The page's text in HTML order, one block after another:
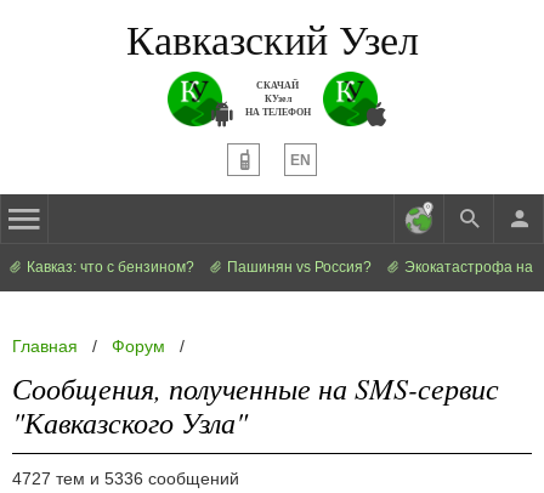
Кавказский Узел
СКАЧАЙ
КУзел
НА ТЕЛЕФОН
EN
Кавказ: что с бензином? Пашинян vs Россия? Экокатастрофа на
Главная / Форум /
Сообщения, полученные на SMS-сервис
"Кавказского Узла"
4727 тем и 5336 сообщений